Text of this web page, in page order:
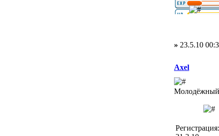
» 23.5.10
Axel
Молодёжный
Регистрация: